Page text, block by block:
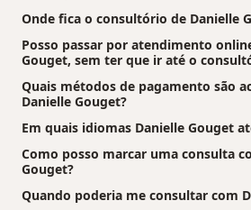
Onde fica o consultório de Danielle
Posso passar por atendimento
Gouget, sem ter que ir até o
Quais métodos de pagamento são
Danielle Gouget?
Em quais idiomas Danielle Gouget
Como posso marcar uma consulta
Gouget?
Quando poderia me consultar com